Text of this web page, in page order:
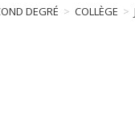
DEGRÉ > COLLÈGE >